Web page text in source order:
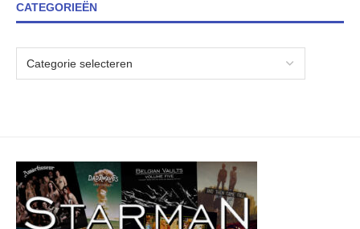
CATEGORIEËN